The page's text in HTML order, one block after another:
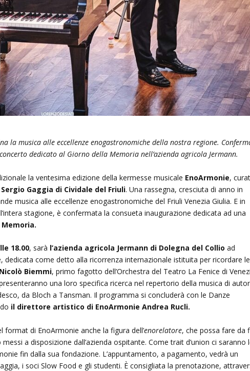
la musica alle eccellenze enogastronomiche della nostra regione.
dedicato al Giorno della Memoria nell’azienda agricola Jermann.
la ventesima edizione della kermesse musicale EnoArmonie,
Gaggia di Cividale del Friuli. Una rassegna, cresciuta di anno in
musica alle eccellenze enogastronomiche del Friuli Venezia Giulia. E in
stagione, è confermata la consueta inaugurazione dedicata ad una
18.00, sarà l’azienda agricola Jermann di Dolegna del Collio ad
dedicata come detto alla ricorrenza internazionale istituita per ricordare le
Nicolò Biemmi, primo fagotto dell’Orchestra del Teatro La Fenice di
una loro specifica ricerca nel repertorio della musica di
da Bloch a Tansman. Il programma si concluderà con le Danze
il direttore artistico di EnoArmonie Andrea Rucli.
format di EnoArmonie anche la figura dell’enorelatore, che possa fare da
a disposizione dall’azienda ospitante. Come trait d’union ci saranno
fin dalla sua fondazione. L’appuntamento, a pagamento, vedrà un
i soci Slow Food e gli studenti. È consigliata la prenotazione,